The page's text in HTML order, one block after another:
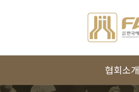
협회소개